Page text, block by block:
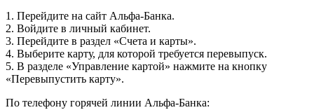
1. Перейдите на сайт Альфа-Банка.
2. Войдите в личный кабинет.
3. Перейдите в раздел «Счета и карты».
4. Выберите карту, для которой требуется перевыпуск.
5. В разделе «Управление картой» нажмите на кнопку
«Перевыпустить карту».
По телефону горячей линии Альфа-Банка: